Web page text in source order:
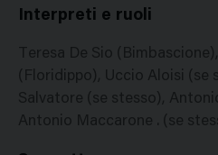
Interpreti e ruoli
Teresa De Sio
(Floridippo), Uccio Aloisi (se
Salvatore (se stesso),
Antonio Maccarone . (se